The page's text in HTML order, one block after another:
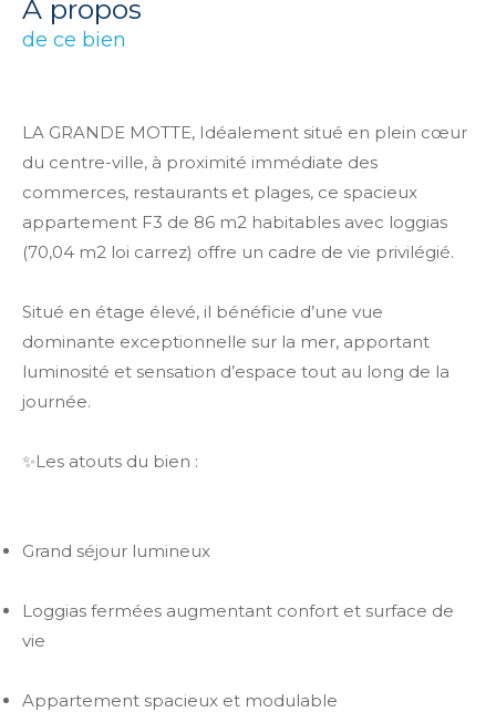
a propos
de ce bien
LA GRANDE MOTTE, Idéalement situé en plein cœur
du centre-ville, à proximité immédiate des
commerces, restaurants et plages, ce spacieux
appartement F3 de 86 m2 habitables avec loggias
(70,04 m2 loi carrez) offre un cadre de vie privilégié.
Situé en étage élevé, il bénéficie d’une vue
dominante exceptionnelle sur la mer, apportant
luminosité et sensation d’espace tout au long de la
journée.
✨Les atouts du bien :
Grand séjour lumineux
Loggias fermées augmentant confort et surface de
vie
Appartement spacieux et modulable